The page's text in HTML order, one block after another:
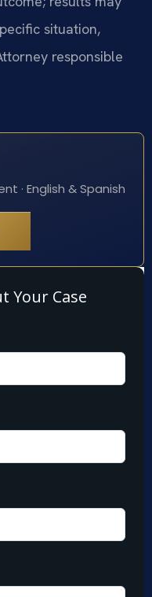
situation,
responsible
· English & Spanish